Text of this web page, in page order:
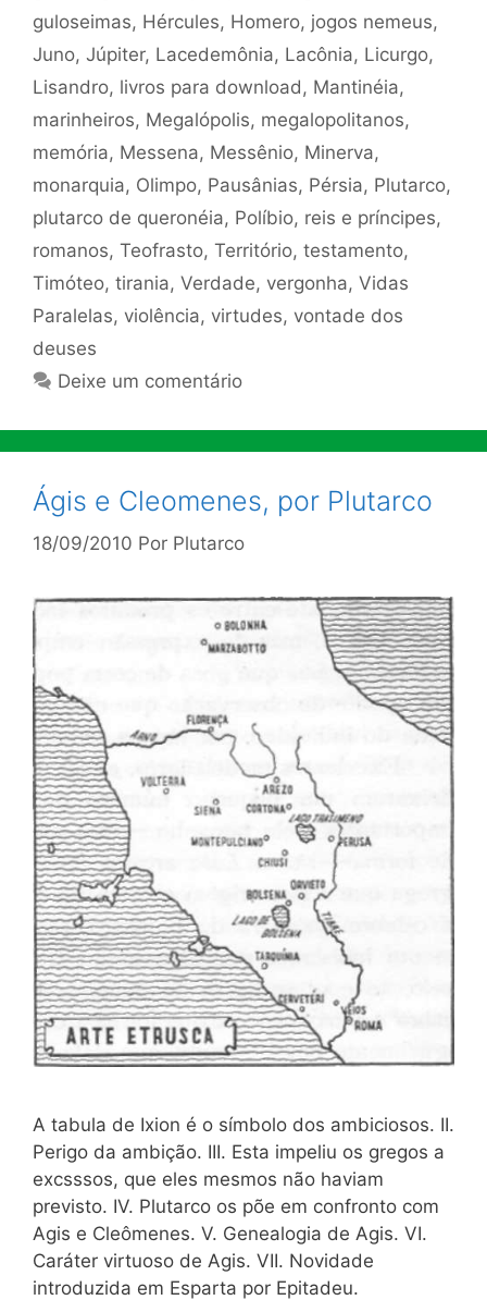
guloseimas, Hércules, Homero, jogos nemeus,
Juno, Júpiter, Lacedemônia, Lacônia, Licurgo,
Lisandro, livros para download, Mantinéia,
marinheiros, Megalópolis, megalopolitanos,
memória, Messena, Messênio, Minerva,
monarquia, Olimpo, Pausânias, Pérsia, Plutarco,
plutarco de queronéia, Políbio, reis e príncipes,
romanos, Teofrasto, Território, testamento,
Timóteo, tirania, Verdade, vergonha, Vidas
Paralelas, violência, virtudes, vontade dos
deuses
Deixe um comentário
Ágis e Cleomenes, por Plutarco
18/09/2010 Por Plutarco
A tabula de Ixion é o símbolo dos ambiciosos. II.
Perigo da ambição. III. Esta impeliu os gregos a
excsssos, que eles mesmos não haviam
previsto. IV. Plutarco os põe em confronto com
Agis e Cleômenes. V. Genealogia de Agis. VI.
Caráter virtuoso de Agis. VII. Novidade
introduzida em Esparta por Epitadeu.